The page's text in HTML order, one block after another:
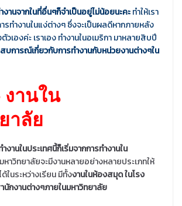
านจากในที่อื่นๆก็จำเป็นอยู่ไม่น้อยนะคะทำให้เรา
รทำงานในแง่ต่างๆ ซึ่งจะเป็นผลดีหากภายหลัง
วเองค่ะ เราเอง ทำงานในอเมริกา มาหลายสิบปี
บการณ์เกี่ยวกับการทำงานกับหน่วยงานต่างๆใน
งานใน
าลัย
านในประเทศนี้ก็เริ่มจากการทำงานใน
หาวิทยาลัยจะมีงานหลายอย่างหลายประเภทให้
ในระหว่างเรียน มีทั้งงานในห้องสมุด ในโรง
นักงานต่างๆภายในมหาวิทยาลัย